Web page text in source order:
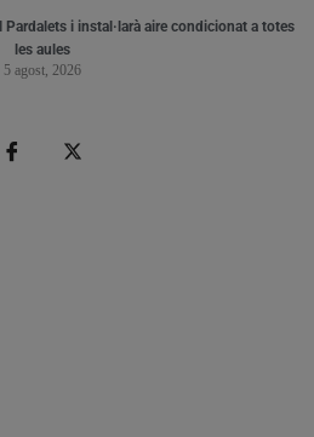
i instal·larà aire condicionat a totes
les aules
5 agost, 2026